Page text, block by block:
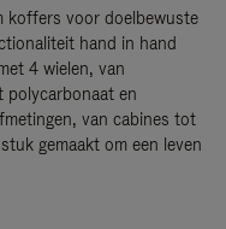
koffers voor doelbewuste
hand in hand
4 wielen, van
polycarbonaat en
van cabines tot
gemaakt om een leven